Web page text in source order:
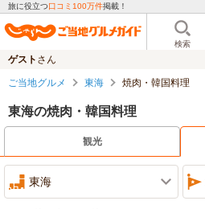
旅に役立つ口コミ100万件掲載！
検索
ゲスト さん
ご当地グルメ 東海 焼肉・韓国料理
東海の焼肉・韓国料理
観光
東海